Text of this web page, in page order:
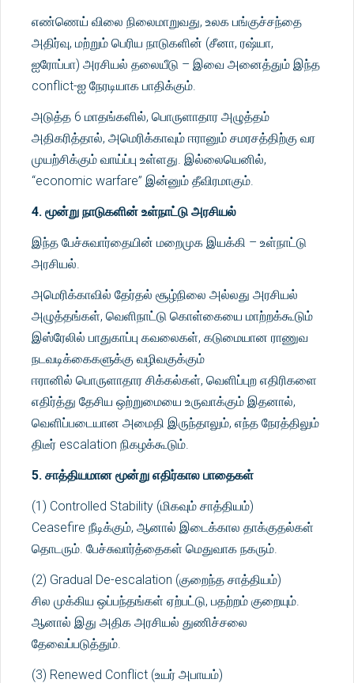
எண்ணெய் விலை நிலைமாறுவது, உலக பங்குச்சந்தை
அதிர்வு, மற்றும் பெரிய நாடுகளின் (சீனா, ரஷ்யா,
ஐரோப்பா) அரசியல் தலையீடு – இவை அனைத்தும் இந்த
conflict-ஐ நேரடியாக பாதிக்கும்.
அடுத்த 6 மாதங்களில், பொருளாதார அழுத்தம்
அதிகரித்தால், அமெரிக்காவும் ஈரானும் சமரசத்திற்கு வர
முயற்சிக்கும் வாய்ப்பு உள்ளது. இல்லையெனில்,
“economic warfare” இன்னும் தீவிரமாகும்.
4. மூன்று நாடுகளின் உள்நாட்டு அரசியல்
இந்த பேச்சுவார்தையின் மறைமுக இயக்கி – உள்நாட்டு
அரசியல்.
அமெரிக்காவில் தேர்தல் சூழ்நிலை அல்லது அரசியல்
அழுத்தங்கள், வெளிநாட்டு கொள்கையை மாற்றக்கூடும்
இஸ்ரேலில் பாதுகாப்பு கவலைகள், கடுமையான ராணுவ
நடவடிக்கைகளுக்கு வழிவகுக்கும்
ஈரானில் பொருளாதார சிக்கல்கள், வெளிப்புற எதிரிகளை
எதிர்த்து தேசிய ஒற்றுமையை உருவாக்கும் இதனால்,
வெளிப்படையான அமைதி இருந்தாலும், எந்த நேரத்திலும்
திடீர் escalation நிகழக்கூடும்.
5. சாத்தியமான மூன்று எதிர்கால பாதைகள்
(1) Controlled Stability (மிகவும் சாத்தியம்)
Ceasefire நீடிக்கும், ஆனால் இடைக்கால தாக்குதல்கள்
தொடரும். பேச்சுவார்த்தைகள் மெதுவாக நகரும்.
(2) Gradual De-escalation (குறைந்த சாத்தியம்)
சில முக்கிய ஒப்பந்தங்கள் ஏற்பட்டு, பதற்றம் குறையும்.
ஆனால் இது அதிக அரசியல் துணிச்சலை
தேவைப்படுத்தும்.
(3) Renewed Conflict (உயர் அபாயம்)